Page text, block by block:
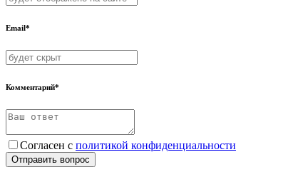
Email*
Комментарий*
Согласен с политикой конфиденциальности
Отправить вопрос